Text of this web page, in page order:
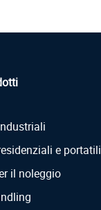
e portatili
il noleggio